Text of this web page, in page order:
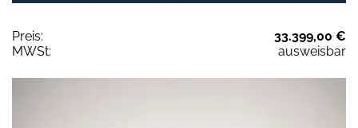
Preis:
33.399,00 €
MWSt:
ausweisbar